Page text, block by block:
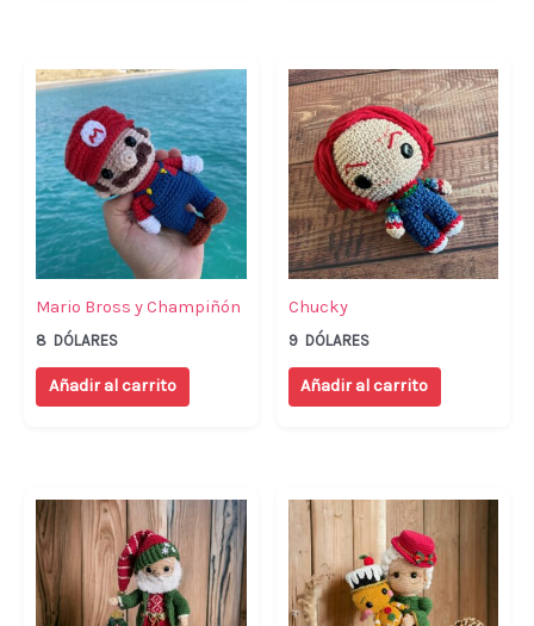
Mario Bross y Champiñón
8 DÓLARES
Añadir al carrito
Chucky
9 DÓLARES
Añadir al carrito